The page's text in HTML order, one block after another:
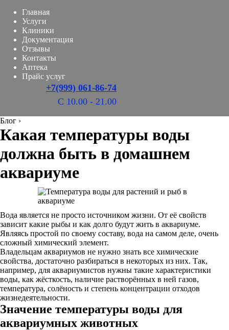
Главная
Услуги
Клиники
Документация
Отзывы
Контакты
Аптека
Прайс услуг
+7(999) 061-86-74
С 10.00 - 21.00
Блог ›
Какая температуры воды
должна быть в домашнем
аквариуме
Вода является не просто источником жизни. От её свойств
зависит какие рыбы и как долго будут жить в аквариуме.
Являясь простой по своему составу, вода на самом деле, очень
сложный химический элемент.
Владельцам аквариумов не нужно знать все химические
свойства, достаточно разбираться в некоторых из них. Так,
например, для аквариумистов нужны такие характеристики
воды, как жёсткость, наличие растворённых в ней газов,
температура, солёность и степень концентрации отходов
жизнедеятельности.
Значение температуры воды для
аквариумных животных